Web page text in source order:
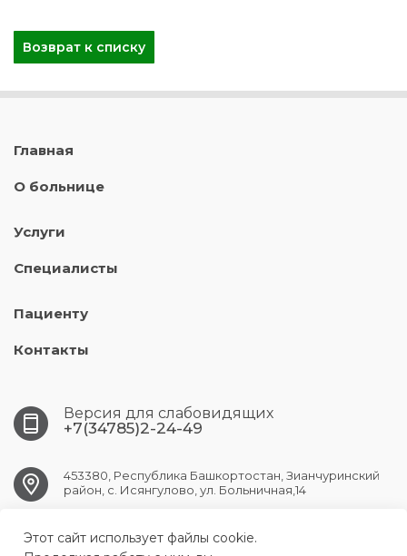
Возврат к списку
Главная
О больнице
Услуги
Специалисты
Пациенту
Контакты
Версия для слабовидящих
+7(34785)2-24-49
453380, Республика Башкортостан, Зианчуринский
район, с. Исянгулово, ул. Больничная,14
ISYANGUL.CRB@doctorrb.ru
Этот сайт использует файлы cookie.